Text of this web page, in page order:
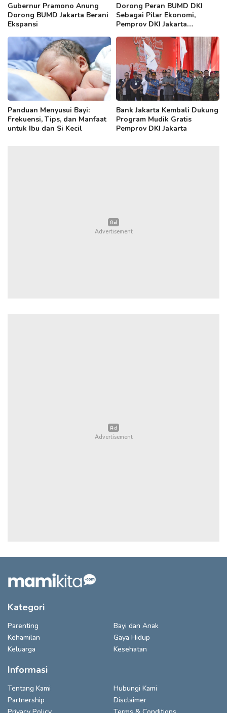
Gubernur Pramono Anung
Dorong BUMD Jakarta Berani
Ekspansi
Dorong Peran BUMD DKI
Sebagai Pilar Ekonomi,
Pemprov DKI Jakarta
Leaders Forum
Panduan Menyusui Bayi:
Frekuensi, Tips, dan Manfaat
untuk Ibu dan Si Kecil
Bank Jakarta Kembali Dukung
Program Mudik Gratis
Pemprov DKI Jakarta
Kategori
Parenting
Bayi dan Anak
Kehamilan
Gaya Hidup
Keluarga
Kesehatan
Informasi
Tentang Kami
Hubungi Kami
Partnership
Disclaimer